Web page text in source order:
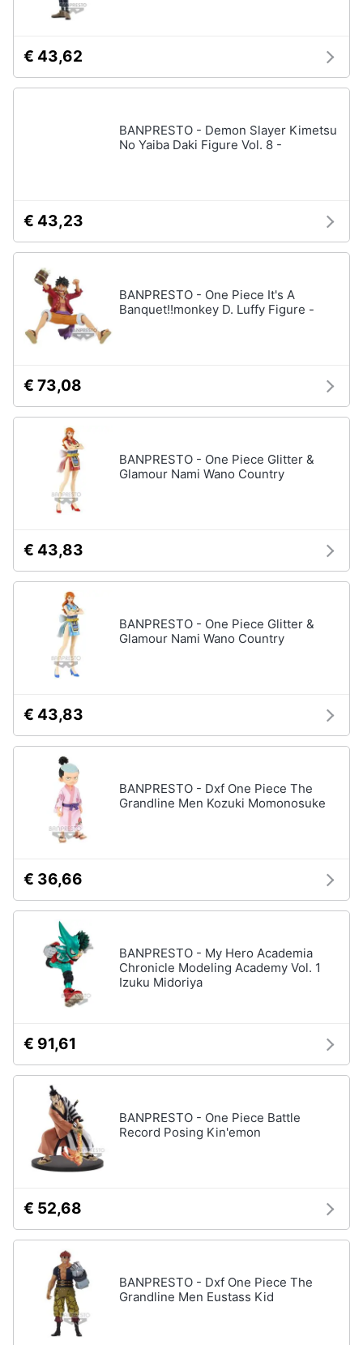
€ 43,62
BANPRESTO - Demon Slayer Kimetsu
No Yaiba Daki Figure Vol. 8 -
€ 43,23
BANPRESTO - One Piece It's A
Banquet!!monkey D. Luffy Figure -
€ 73,08
BANPRESTO - One Piece Glitter &
Glamour Nami Wano Country
€ 43,83
BANPRESTO - One Piece Glitter &
Glamour Nami Wano Country
€ 43,83
BANPRESTO - Dxf One Piece The
Grandline Men Kozuki Momonosuke
€ 36,66
BANPRESTO - My Hero Academia
Chronicle Modeling Academy Vol. 1
Izuku Midoriya
€ 91,61
BANPRESTO - One Piece Battle
Record Posing Kin'emon
€ 52,68
BANPRESTO - Dxf One Piece The
Grandline Men Eustass Kid